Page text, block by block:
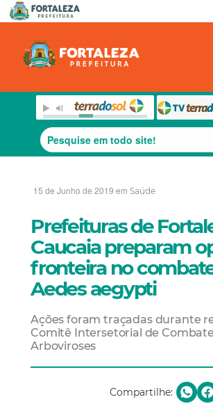
15 de Junho de 2019 em Saúde
Prefeituras de
Caucaia preparam
fronteira no
Aedes aegypti
Ações foram traçadas durante
Comitê Intersetorial de
Arboviroses
Compartilhe: